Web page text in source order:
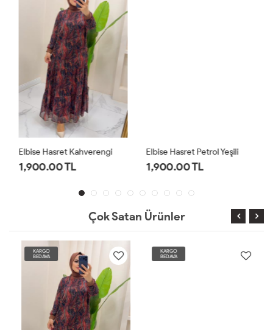
Elbise Hasret Kahverengi
1,900.00 TL
Elbise Hasret Petrol Yeşili
1,900.00 TL
Çok Satan Ürünler
KARGO
BEDAVA
KARGO
BEDAVA